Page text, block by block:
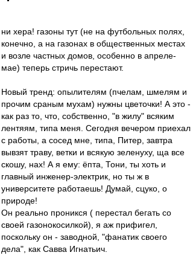
ни хера! газоны тут (не на футбольных полях,
конечно, а на газонах в общественных местах
и возле частных домов, особенно в апреле-
мае) теперь стричь перестают.
Новый тренд: опылителям (пчелам, шмелям и
прочим сраным мухам) нужны цветочки! А это -
как раз то, что, собственно, "в жилу" всяким
лентяям, типа меня. Сегодня вечером приехал
с работы, а сосед мне, типа, Питер, завтра
вывзят траву, ветки и всякую зеленуху, ща все
скошу, нах! А я ему: ёпта, Тони, ты хоть и
главный инженер-электрик, но ты ж в
университете работаешь! Думай, сцуко, о
природе!
Он реально проникся ( перестал бегать со
своей газонокосилкой), я аж прифигел,
поскольку он - заводной, "фанатик своего
дела", как Савва Игнатьич.